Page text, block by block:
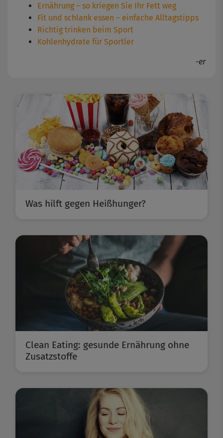
Ernährung – so kriegen Sie Ihr Fett weg
Fit und schlank essen – einfache Alltagstipps
Richtig trinken beim Sport
Kohlenhydrate für Sportler
-er
Was hilft gegen Heißhunger?
Clean Eating: gesunde Ernährung ohne
Zusatzstoffe